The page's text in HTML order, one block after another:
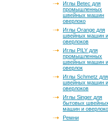
Иглы Betec для
промышленных
швейных машин
оверлоко
Иглы Orange для
швейных машин и
оверлоков
Иглы PILY для
промышленных
швейных машин и
оверлок
Иглы Schmetz для
швейных машин и
оверлоков
Иглы Singer для
бытовых швейных
машин и
Ремни